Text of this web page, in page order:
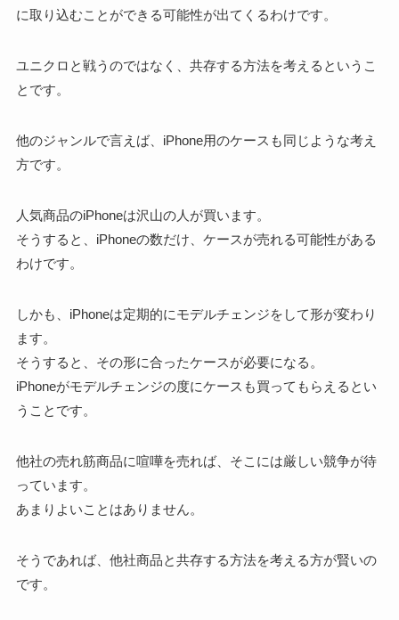
に取り込むことができる可能性が出てくるわけです。
ユニクロと戦うのではなく、共存する方法を考えるというこ
とです。
他のジャンルで言えば、iPhone用のケースも同じような考え
方です。
人気商品のiPhoneは沢山の人が買います。
そうすると、iPhoneの数だけ、ケースが売れる可能性がある
わけです。
しかも、iPhoneは定期的にモデルチェンジをして形が変わり
ます。
そうすると、その形に合ったケースが必要になる。
iPhoneがモデルチェンジの度にケースも買ってもらえるとい
うことです。
他社の売れ筋商品に喧嘩を売れば、そこには厳しい競争が待
っています。
あまりよいことはありません。
そうであれば、他社商品と共存する方法を考える方が賢いの
です。